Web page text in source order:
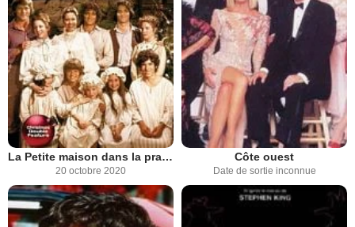
La Petite maison dans la prairie
20 octobre 2020
Côte ouest
Date de sortie inconnue